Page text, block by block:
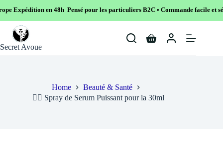
48h Pensé pour les particuliers B2C • Commande facile et sécurisé
content
Secret Avoue
Shopping
Home
Beauté & Santé
💇‍♀️ Spray de Serum Puissant pour la 30ml